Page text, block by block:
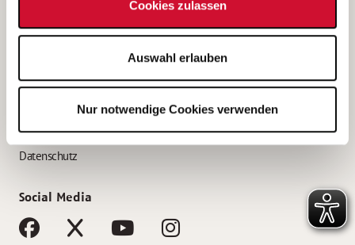
Cookies zulassen
Auswahl erlauben
Nur notwendige Cookies verwenden
Bewerbung als Erzieher*in
AWO Gliederungen nach Bundesland
Impressum
Datenschutz
Social Media